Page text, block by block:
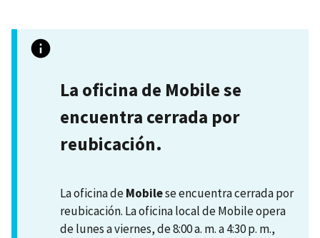
La oficina de Mobile se
encuentra cerrada por
reubicación.
La oficina deMobilese encuentra cerrada por
reubicación. La oficina local de Mobile opera
de lunes a viernes, de 8:00 a. m. a 4:30 p. m.,